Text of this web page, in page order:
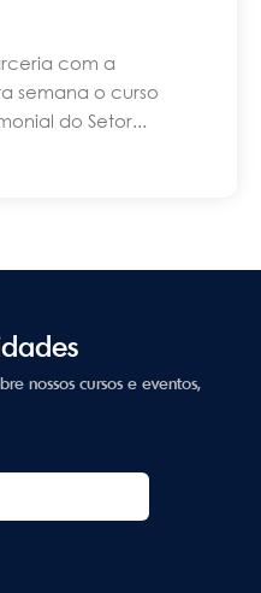
com a
semana o curso
do Setor...
nossos cursos e eventos,